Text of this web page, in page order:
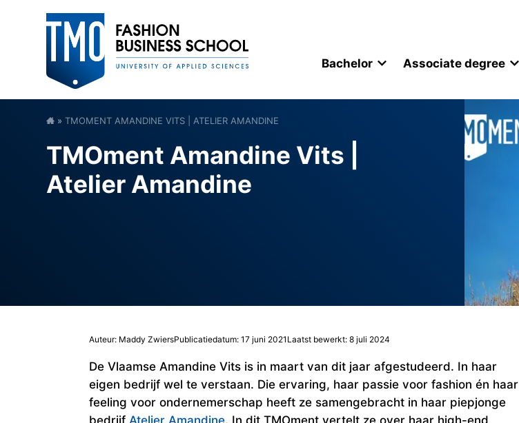
Bachelor Associate degree
»TMOMENT AMANDINE VITS | ATELIER AMANDINE
TMOment Amandine Vits |
Atelier Amandine
Auteur: Maddy ZwiersPublicatiedatum: 17 juni 2021 Laatst bewerkt: 8 juli 2024
De Vlaamse Amandine Vits is in maart van dit jaar afgestudeerd. In haar
eigen bedrijf wel te verstaan. Die ervaring, haar passie voor fashion én haar
feeling voor ondernemerschap heeft ze samengebracht in haar piepjonge
bedrijf Atelier Amandine. In dit TMOment vertelt ze over haar high-end